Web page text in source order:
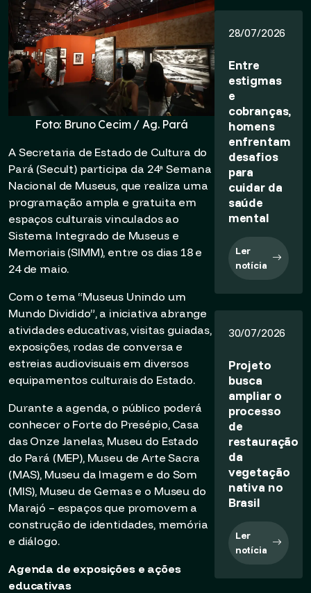
Foto: Bruno Cecim / Ag. Pará
A Secretaria de Estado de Cultura do
Pará (Secult) participa da 24ª Semana
Nacional de Museus, que realiza uma
programação ampla e gratuita em
espaços culturais vinculados ao
Sistema Integrado de Museus e
Memoriais (SIMM), entre os dias 18 e
24 de maio.
Com o tema “Museus Unindo um
Mundo Dividido”, a iniciativa abrange
atividades educativas, visitas guiadas,
exposições, rodas de conversa e
estreias audiovisuais em diversos
equipamentos culturais do Estado.
Durante a agenda, o público poderá
conhecer o Forte do Presépio, Casa
das Onze Janelas, Museu do Estado
do Pará (MEP), Museu de Arte Sacra
(MAS), Museu da Imagem e do Som
(MIS), Museu de Gemas e o Museu do
Marajó – espaços que promovem a
construção de identidades, memória
e diálogo.
Agenda de exposições e ações
educativas
28/07/2026
Entre
estigmas
e
cobranças,
homens
enfrentam
desafios
para
cuidar da
saúde
mental
Ler
notícia
30/07/2026
Projeto
busca
ampliar o
processo
de
restauração
da
vegetação
nativa no
Brasil
Ler
notícia